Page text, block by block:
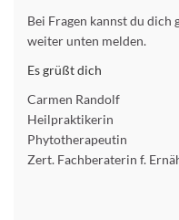
Bei Fragen kannst du
weiter unten melden.
Es grüßt dich
Carmen Randolf
Heilpraktikerin
Phytotherapeutin
Zert. Fachberaterin f.